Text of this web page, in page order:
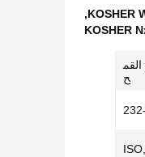
KOSHER
,
KOSHER
ح